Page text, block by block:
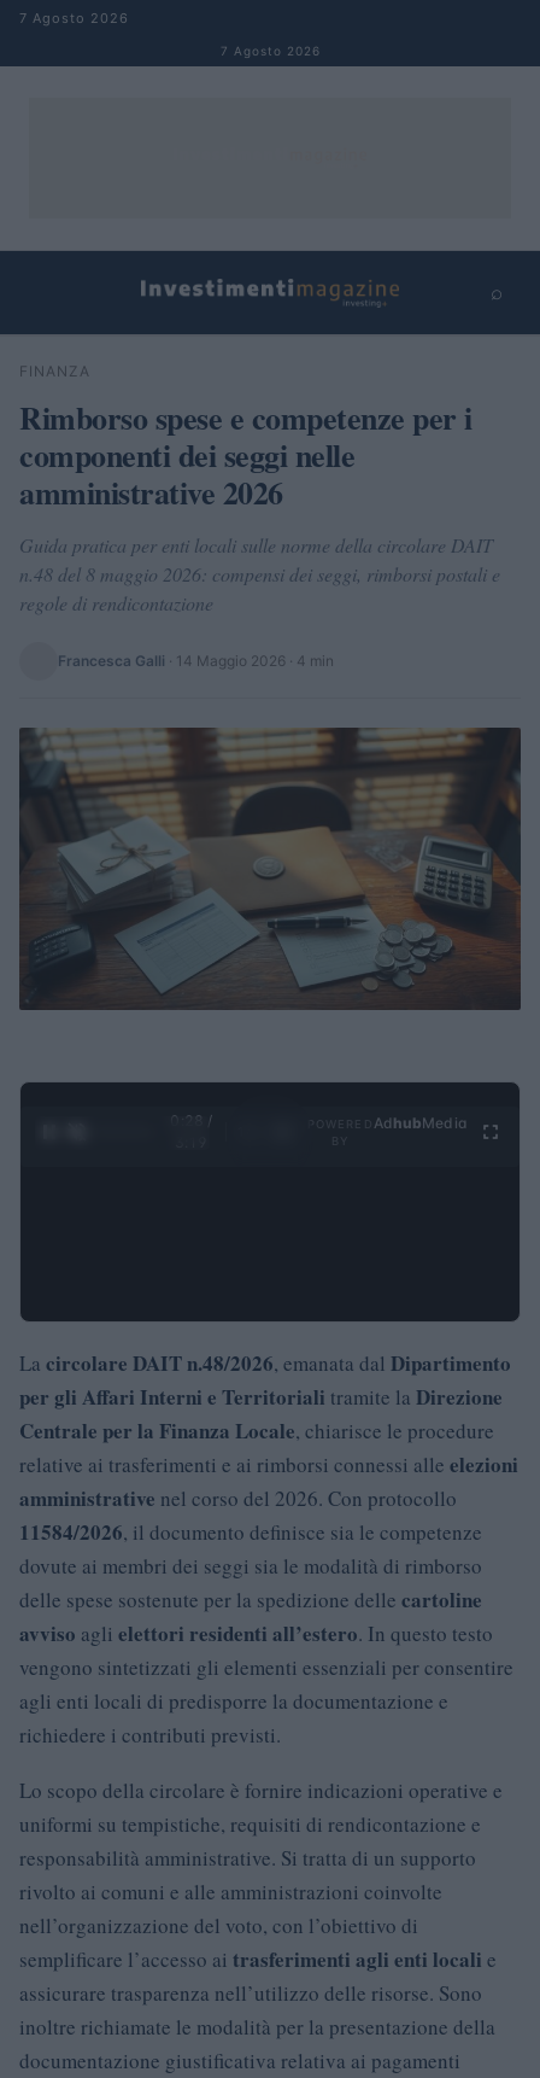
Salta al contenuto
7 Agosto 2026
7 Agosto 2026
⌕
Cerca
FINANZA
Rimborso spese e competenze per i
componenti dei seggi nelle
amministrative 2026
Guida pratica per enti locali sulle norme della circolare DAIT
n.48 del 8 maggio 2026: compensi dei seggi, rimborsi postali e
regole di rendicontazione
Francesca Galli · 14 Maggio 2026 · 4 min
0:29 /
Ad hubMedia
La circolare DAIT n.48/2026, emanata dal Dipartimento
per gli Affari Interni e Territoriali tramite la Direzione
Centrale per la Finanza Locale, chiarisce le procedure
relative ai trasferimenti e ai rimborsi connessi alle elezioni
amministrative nel corso del 2026. Con protocollo
11584/2026, il documento definisce sia le competenze
dovute ai membri dei seggi sia le modalità di rimborso
delle spese sostenute per la spedizione delle cartoline
avviso agli elettori residenti all’estero. In questo testo
vengono sintetizzati gli elementi essenziali per consentire
agli enti locali di predisporre la documentazione e
richiedere i contributi previsti.
Lo scopo della circolare è fornire indicazioni operative e
uniformi su tempistiche, requisiti di rendicontazione e
responsabilità amministrative. Si tratta di un supporto
rivolto ai comuni e alle amministrazioni coinvolte
nell’organizzazione del voto, con l’obiettivo di
semplificare l’accesso ai trasferimenti agli enti locali e
assicurare trasparenza nell’utilizzo delle risorse. Sono
inoltre richiamate le modalità per la presentazione della
documentazione giustificativa relativa ai pagamenti